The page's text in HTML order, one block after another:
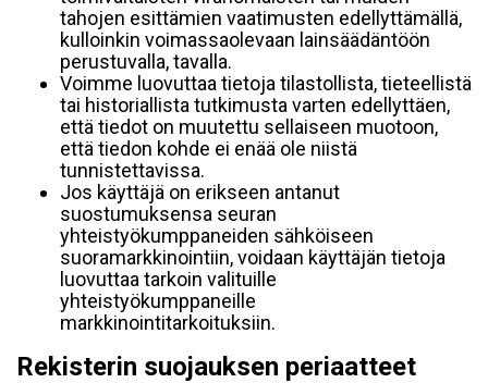
tahojen esittämien vaatimusten edellyttämällä,
kulloinkin voimassaolevaan lainsäädäntöön
perustuvalla, tavalla.
Voimme luovuttaa tietoja tilastollista, tieteellistä
tai historiallista tutkimusta varten edellyttäen,
että tiedot on muutettu sellaiseen muotoon,
että tiedon kohde ei enää ole niistä
tunnistettavissa.
Jos käyttäjä on erikseen antanut
suostumuksensa seuran
yhteistyökumppaneiden sähköiseen
suoramarkkinointiin, voidaan käyttäjän tietoja
luovuttaa tarkoin valituille
yhteistyökumppaneille
markkinointitarkoituksiin.
Rekisterin suojauksen periaatteet